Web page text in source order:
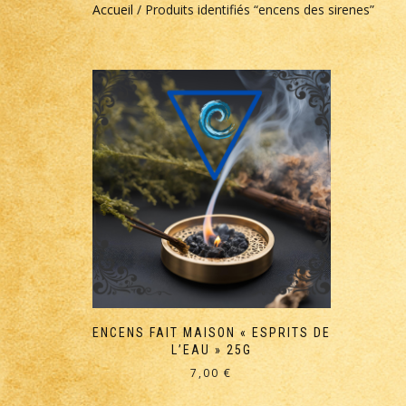
Accueil / Produits identifiés “encens des sirenes”
ENCENS FAIT MAISON « ESPRITS DE
L’EAU » 25G
7,00€